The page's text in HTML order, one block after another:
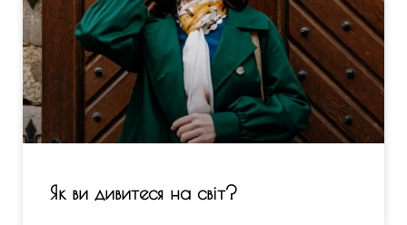
Як ви дивитеся на світ?